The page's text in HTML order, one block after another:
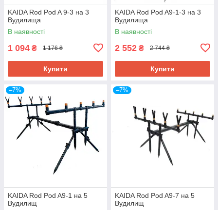
KAIDA Rod Pod A 9-3 на 3
Вудилища
В наявності
1 094 ₴ 1 176 ₴
Купити
KAIDA Rod Pod A9-1-3 на 3
Вудилища
В наявності
2 552 ₴ 2 744 ₴
Купити
–7%
KAIDA Rod Pod A9-1 на 5
Вудилищ
–7%
KAIDA Rod Pod A9-7 на 5
Вудилищ